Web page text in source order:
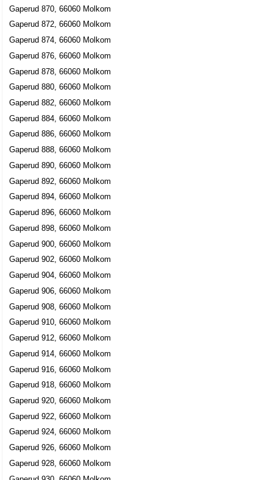
Gaperud 870, 66060 Molkom
Gaperud 872, 66060 Molkom
Gaperud 874, 66060 Molkom
Gaperud 876, 66060 Molkom
Gaperud 878, 66060 Molkom
Gaperud 880, 66060 Molkom
Gaperud 882, 66060 Molkom
Gaperud 884, 66060 Molkom
Gaperud 886, 66060 Molkom
Gaperud 888, 66060 Molkom
Gaperud 890, 66060 Molkom
Gaperud 892, 66060 Molkom
Gaperud 894, 66060 Molkom
Gaperud 896, 66060 Molkom
Gaperud 898, 66060 Molkom
Gaperud 900, 66060 Molkom
Gaperud 902, 66060 Molkom
Gaperud 904, 66060 Molkom
Gaperud 906, 66060 Molkom
Gaperud 908, 66060 Molkom
Gaperud 910, 66060 Molkom
Gaperud 912, 66060 Molkom
Gaperud 914, 66060 Molkom
Gaperud 916, 66060 Molkom
Gaperud 918, 66060 Molkom
Gaperud 920, 66060 Molkom
Gaperud 922, 66060 Molkom
Gaperud 924, 66060 Molkom
Gaperud 926, 66060 Molkom
Gaperud 928, 66060 Molkom